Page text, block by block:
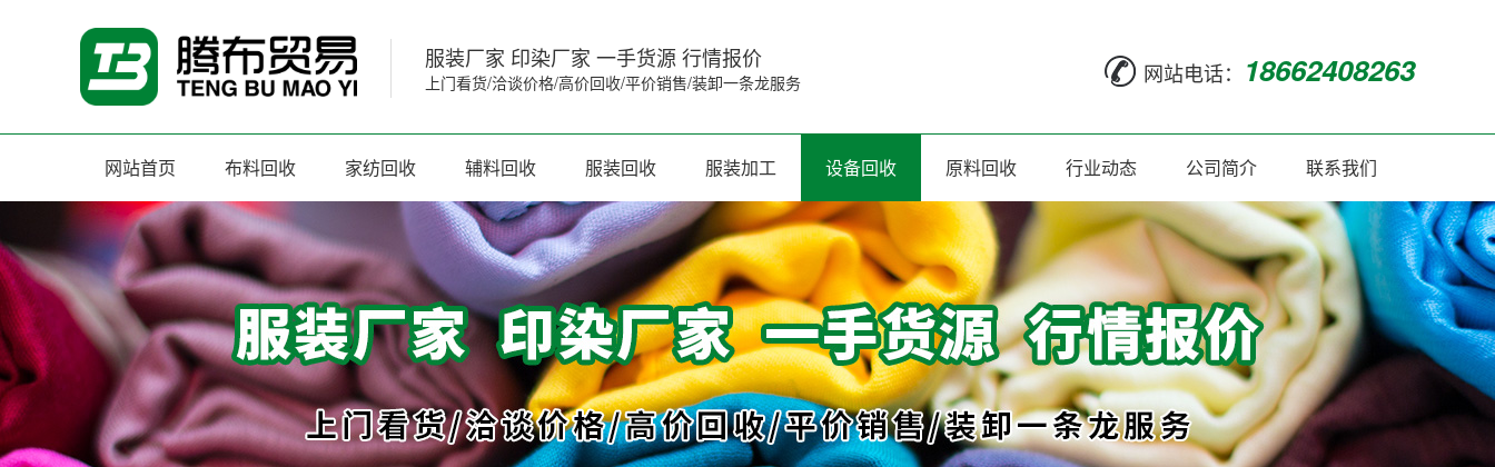
服装厂家 印染厂家 一手货源 行情报价
上门看货/洽谈价格/高价回收/平价销售/装卸一条龙服务 网站电话： 18662408263
网站首页 布料回收 家纺回收 辅料回收 服装回收 服装加工 设备回收 原料回收 行业动态 公司简介 联系我们